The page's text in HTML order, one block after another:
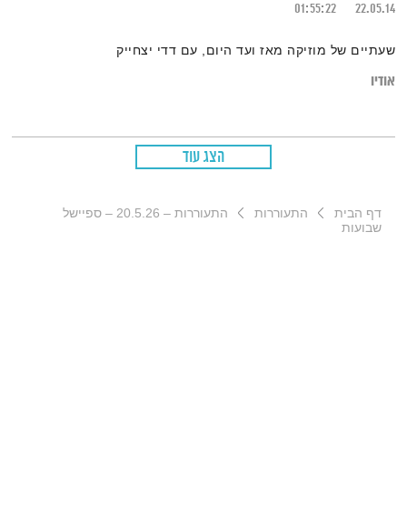
22.05.14
01:55:22
שעתיים של מוזיקה מאז ועד היום, עם דדי יצחייק
אודיו
הצג עוד
דף הבית התעוררות
התעוררות – 20.5.26 – ספיישל
שבועות